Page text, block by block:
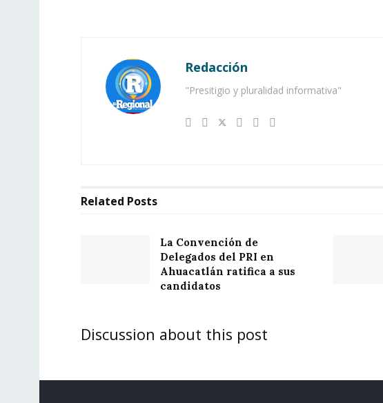
Redacción
"Presitigio y pluralidad informativa"
Related Posts
La Convención de
Delegados del PRI en
Ahuacatlán ratifica a sus
candidatos
Discussion about this post